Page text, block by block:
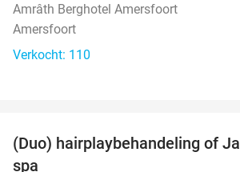
Amrâth Berghotel Amersfoort
Amersfoort
Verkocht: 110
(Duo) hairplaybehandeling of
spa